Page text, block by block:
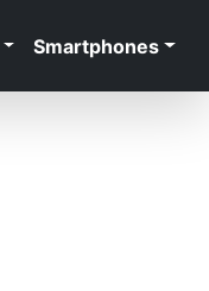
Smartphones